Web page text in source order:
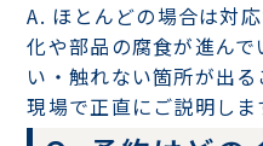
A. ほとんどの場合は対
化や部品の腐食が進ん
い・触れない箇所が出
現場で正直にご説明しま